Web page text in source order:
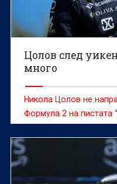
Цолов след
много
Никола Цолов не
Формула 2 на пистата
това остава